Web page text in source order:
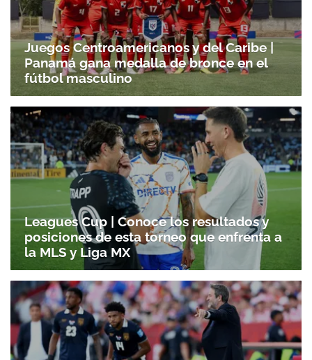
Juegos Centroamericanos y del Caribe |
Panamá gana medalla de bronce en el
fútbol masculino
Leagues Cup | Conoce los resultados y
posiciones de esta torneo que enfrenta a
la MLS y Liga MX